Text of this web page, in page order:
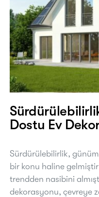
Dostu Ev
Sürdürülebilirlik,
bir konu haline
trendden nasibini
dekorasyonu, çevreye